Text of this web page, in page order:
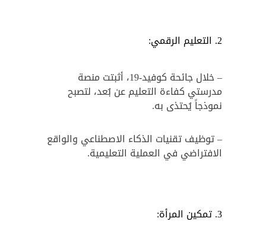
التعليم الرقمي:
– خلال جائحة كوفيد-19، أثبتت منصة
مدرستي كفاءة التعليم عن بُعد، لتصبح
نموذجاً يُحتذى به.
– توظيف تقنيات الذكاء الاصطناعي والواقع
الافتراضي في العملية التعليمية.
تمكين المرأة: